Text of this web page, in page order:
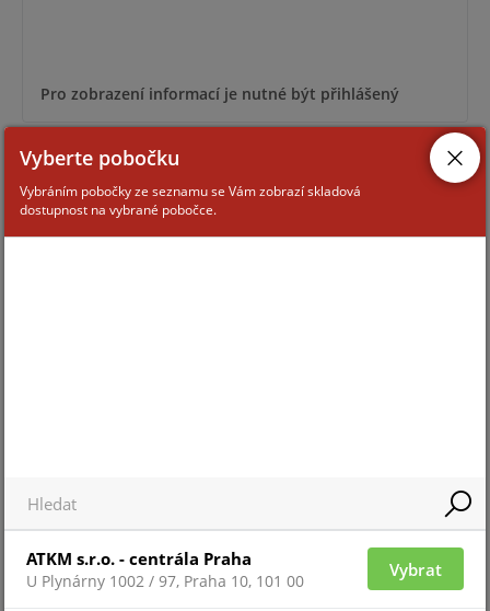
Pro zobrazení informací je nutné být přihlášený
SW-CMS-TCP/IP-100
SW-CMS-TCP/IP-50
Vyberte pobočku
Vybráním pobočky ze seznamu se Vám zobrazí skladová
dostupnost na vybrané pobočce.
ATKM s.r.o. - centrála Praha
U Plynárny 1002 / 97, Praha 10, 101 00
Vybrat